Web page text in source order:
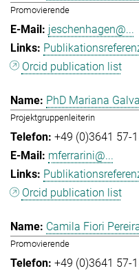
Promovierende
jeschenhagen@...
Orcid publication list
PhD Mariana
Projektgruppenleiterin
+49 (0)3641 57-
mferrarini@...
Orcid publication list
Camila Fiori
Promovierende
+49 (0)3641 57-